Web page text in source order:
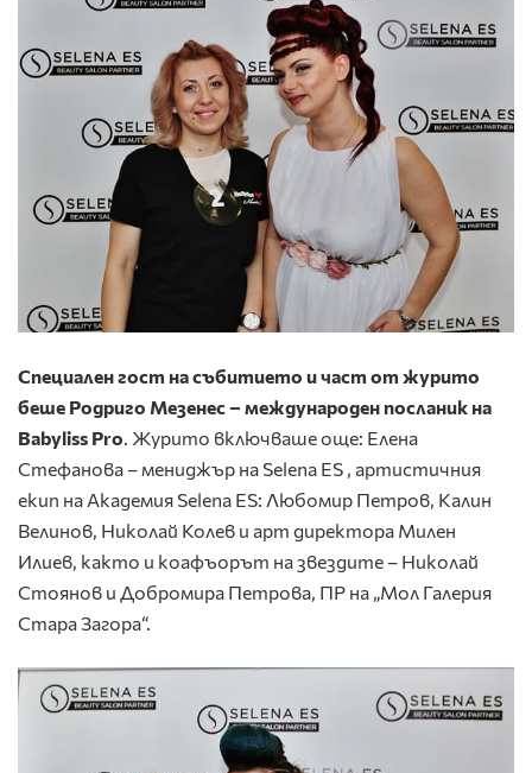
Специален гост на събитието и част от журито
беше Родриго Мезенес – международен посланик на
Babyliss Pro. Журито включваше още: Елена
Стефанова – мениджър на Selena ES , aртистичния
екип на Академия Selena ES: Любомир Петров, Калин
Велинов, Николай Колев и арт директора Милен
Илиев, както и коафъорът на звездите – Николай
Стоянов и Добромира Петрова, ПР на „Мол Галерия
Стара Загора“.